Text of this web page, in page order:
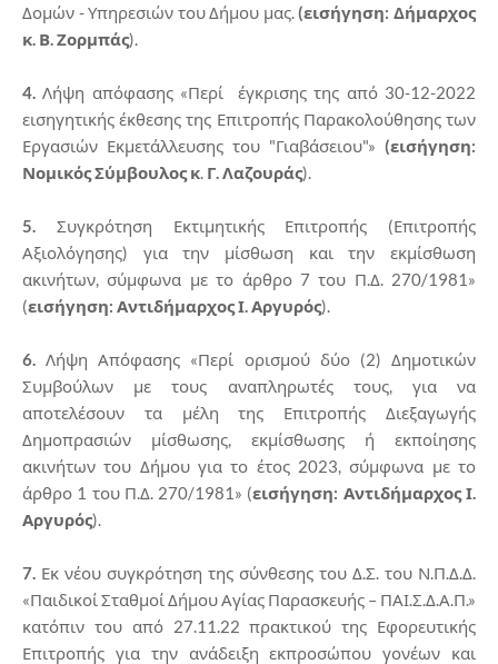
Δομών - Υπηρεσιών του Δήμου μας.(εισήγηση: Δήμαρχος
κ. Β. Ζορμπάς).
4. Λήψη απόφασης «Περί έγκρισης της από 30-12-2022
εισηγητικής έκθεσης της Επιτροπής Παρακολούθησης των
Εργασιών Εκμετάλλευσης του "Γιαβάσειου"» (εισήγηση:
Νομικός Σύμβουλος κ. Γ. Λαζουράς).
5. Συγκρότηση Εκτιμητικής Επιτροπής (Επιτροπής
Αξιολόγησης) για την μίσθωση και την εκμίσθωση
ακινήτων, σύμφωνα με το άρθρο 7 του Π.Δ. 270/1981»
(εισήγηση: Αντιδήμαρχος Ι. Αργυρός).
6. Λήψη Απόφασης «Περί ορισμού δύο (2) Δημοτικών
Συμβούλων με τους αναπληρωτές τους, για να
αποτελέσουν τα μέλη της Επιτροπής Διεξαγωγής
Δημοπρασιών μίσθωσης, εκμίσθωσης ή εκποίησης
ακινήτων του Δήμου για το έτος 2023, σύμφωνα με το
άρθρο 1 του Π.Δ. 270/1981» (εισήγηση: Αντιδήμαρχος Ι.
Αργυρός).
7. Εκ νέου συγκρότηση της σύνθεσης του Δ.Σ. του Ν.Π.Δ.Δ.
«Παιδικοί Σταθμοί Δήμου Αγίας Παρασκευής – ΠΑΙ.Σ.Δ.Α.Π.»
κατόπιν του από 27.11.22 πρακτικού της Εφορευτικής
Επιτροπής για την ανάδειξη εκπροσώπου γονέων και